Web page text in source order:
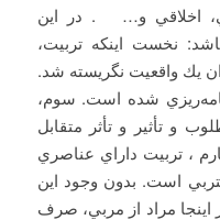
اخلاقي و… . در اين
نخست اينكه تربيت،
يك واقعيت نگريسته شد.
شده است. سوم،
و تأثير و تأثر متقابل
، تربيت داراي عناصري
است. بدون وجود اين
اينجا مراد از مربي، صرف